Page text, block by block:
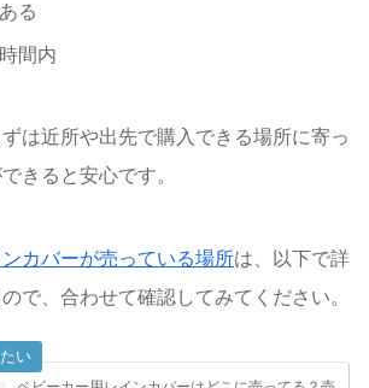
る
間内
は近所や出先で購入できる場所に寄っ
きると安心です。
カバーが売っている場所は、以下で詳
で、合わせて確認してみてください。